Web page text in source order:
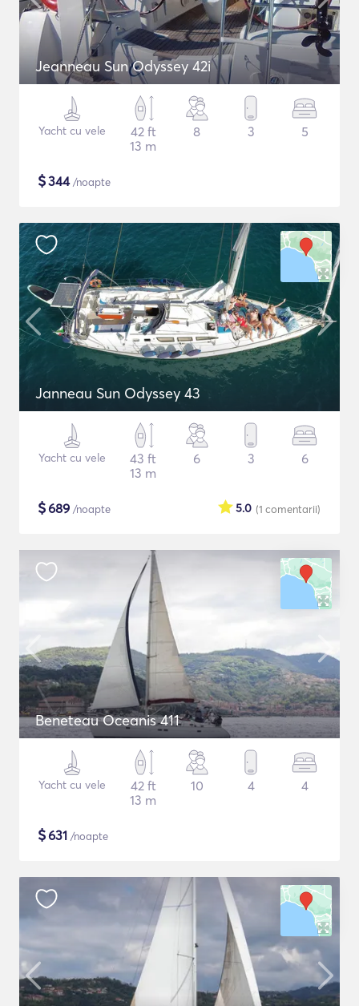
Jeanneau Sun Odyssey 42i
Yacht cu vele
42 ft
13 m
8 3 5
$344/noapte
Janneau Sun Odyssey 43
Yacht cu vele
43 ft
13 m
6 3 6
$689 /noapte (1 comentarii)
5.0
Beneteau Oceanis 411
Yacht cu vele
42 ft
13 m
10 4 4
$631 /noapte